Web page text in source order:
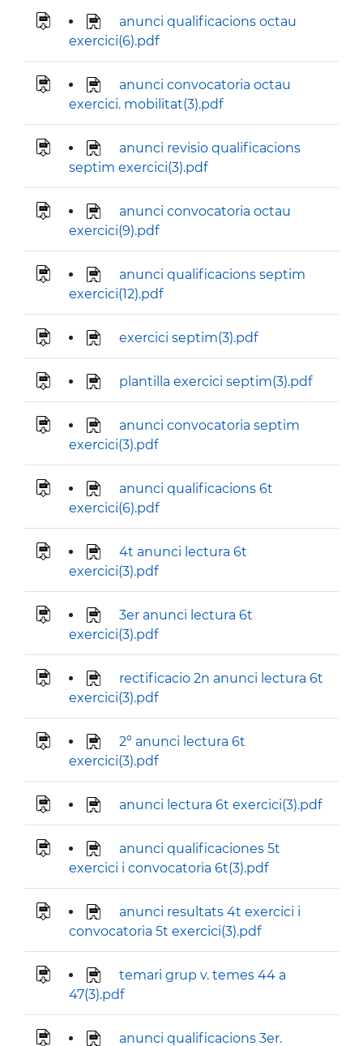
anunci qualificacions octau
exercici(6).pdf
anunci convocatoria octau
exercici. mobilitat(3).pdf
anunci revisio qualificacions
septim exercici(3).pdf
anunci convocatoria octau
exercici(9).pdf
anunci qualificacions septim
exercici(12).pdf
exercici septim(3).pdf
plantilla exercici septim(3).pdf
anunci convocatoria septim
exercici(3).pdf
anunci qualificacions 6t
exercici(6).pdf
4t anunci lectura 6t
exercici(3).pdf
3er anunci lectura 6t
exercici(3).pdf
rectificacio 2n anunci lectura 6t
exercici(3).pdf
2º anunci lectura 6t
exercici(3).pdf
anunci lectura 6t exercici(3).pdf
anunci qualificaciones 5t
exercici i convocatoria 6t(3).pdf
anunci resultats 4t exercici i
convocatoria 5t exercici(3).pdf
temari grup v. temes 44 a
47(3).pdf
anunci qualificacions 3er.